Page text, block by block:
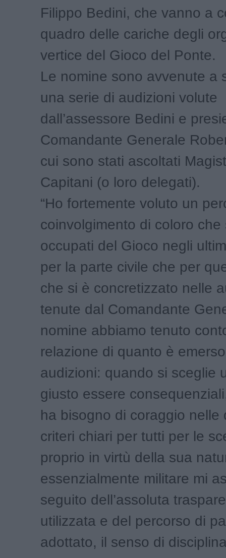
Filippo Bedini, che vanno a
quadro delle cariche degli
vertice del Gioco del Ponte.
Le nomine sono avvenute a
una serie di audizioni volute
dall’assessore Bedini e
Comandante Generale
cui sono stati ascoltati
Capitani (o loro delegati).
“Ho fortemente voluto un
coinvolgimento di coloro che
occupati del Gioco negli
per la parte civile che per
che si è concretizzato nelle
tenute dal Comandante
nomine abbiamo tenuto
relazione di quanto è
audizioni: quando si sceglie
giusto essere
ha bisogno di coraggio nelle
criteri chiari per tutti per le
proprio in virtù della sua
essenzialmente militare mi
seguito dell’assoluta
utilizzata e del percorso di
adottato, il senso di